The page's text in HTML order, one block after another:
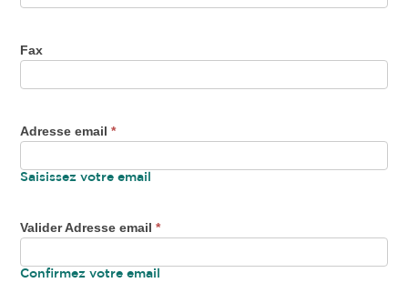
Fax
Adresse email*
Saisissez votre email
Valider Adresse email*
Confirmez votre email